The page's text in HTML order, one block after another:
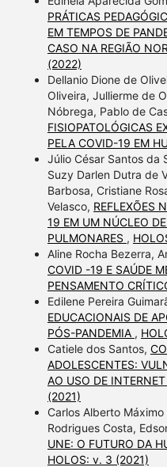
PRÁTICAS
EM TEMPOS DE
CASO NA REGIÃO
(2022)
Dellanio Dione de
Oliveira, Jullierme de
Nóbrega, Pablo de
FISIOPATOLÓGICAS
PELA COVID-19 EM
Júlio César Santos da
Suzy Darlen Dutra de
Barbosa, Cristiane
Velasco, REFLEXÕES
19 EM UM NÚCLEO DE
PULMONARES ,
Aline Rocha Bezerra,
COVID -19 E SAÚDE
PENSAMENTO
Edilene Pereira
EDUCACIONAIS DE
PÓS-PANDEMIA ,
Catiele dos Santos,
ADOLESCENTES:
AO USO DE
(2021)
Carlos Alberto
Rodrigues Costa,
UNE: O FUTURO DA
HOLOS: v. 3 (2021)